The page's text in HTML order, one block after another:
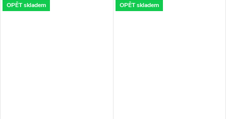
OPĚT skladem OPĚT skladem